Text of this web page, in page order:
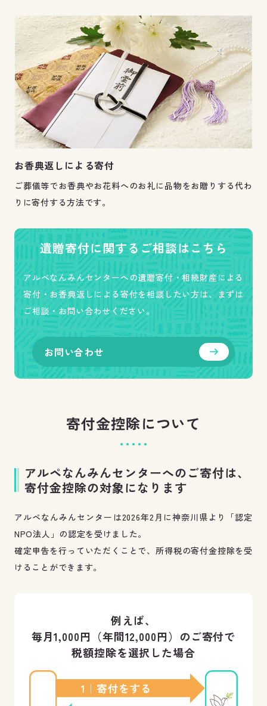
お香典返しによる寄付
ご葬儀等でお香典やお花料へのお礼に品物をお贈りする代わ
りに寄付する方法です。
遺贈寄付に関するご相談はこちら
アルペなんみんセンターへの遺贈寄付・相続財産による
寄付・お香典返しによる寄付を相談したい方は、まずは
ご相談・お問い合わせください。
お問い合わせ
寄付金控除について
アルペなんみんセンターへのご寄付は、
寄付金控除の対象になります
アルペなんみんセンターは2026年2月に神奈川県より「認定
NPO法人」の認定を受けました。
確定申告を行っていただくことで、所得税の寄付金控除を受
けることができます。
例えば、
毎月1,000円（年間12,000円）のご寄付で
税額控除を選択した場合